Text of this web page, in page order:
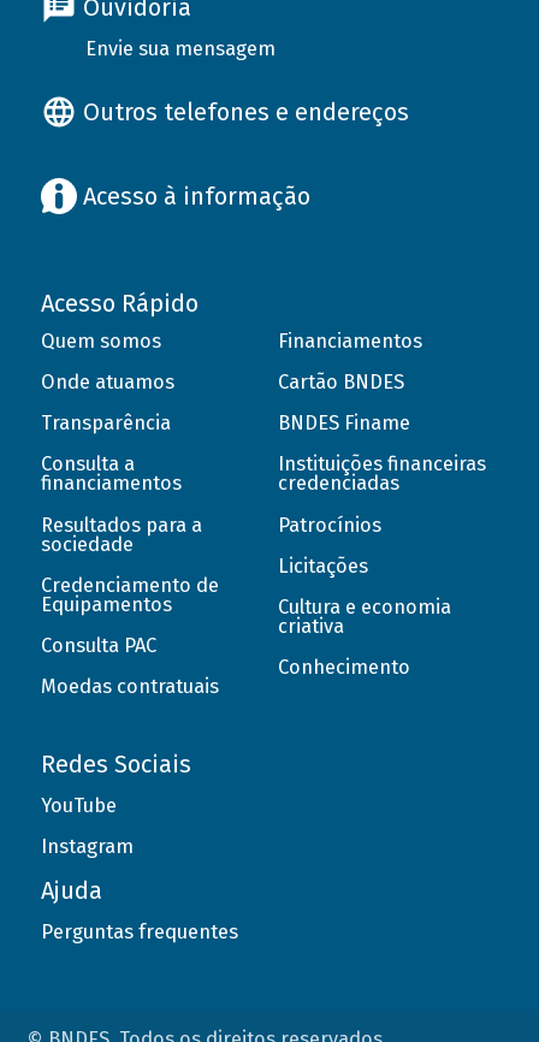
Ouvidoria
Envie sua mensagem
Outros telefones e endereços
Acesso à informação
Acesso Rápido
Quem somos
Onde atuamos
Transparência
Consulta a
financiamentos
Resultados para a
sociedade
Credenciamento de
Equipamentos
Consulta PAC
Moedas contratuais
Financiamentos
Cartão BNDES
BNDES Finame
Instituições financeiras
credenciadas
Patrocínios
Licitações
Cultura e economia
criativa
Conhecimento
Redes Sociais
YouTube
Instagram
Ajuda
Perguntas frequentes